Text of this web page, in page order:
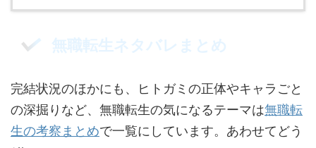
無職転生ネタバレまとめ
完結状況のほかにも、ヒトガミの正体やキャラごと
の深掘りなど、無職転生の気になるテーマは無職転
生の考察まとめで一覧にしています。あわせてどう